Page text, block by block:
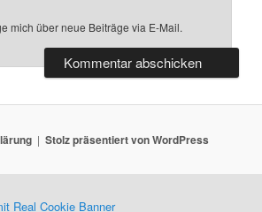
mich über neue Beiträge via E-Mail.
Stolz präsentiert von WordPress
Real Cookie Banner